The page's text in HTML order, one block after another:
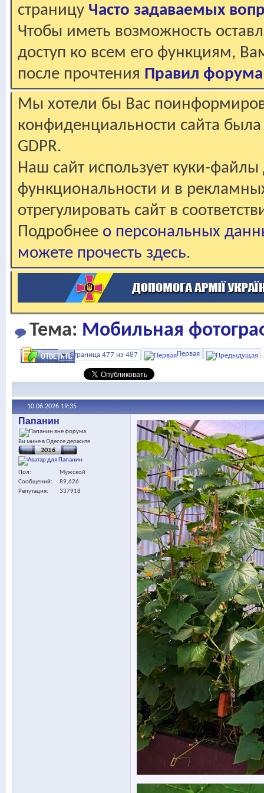
страницу Часто задаваемых
Чтобы иметь возможность
доступ ко всем его функциям,
после прочтения Правил форума
Мы хотели бы Вас
конфиденциальности сайта
GDPR.
Наш сайт использует куки-файлы
функциональности и в
отрегулировать сайт в
Подробнее о персональных
можете прочесть здесь.
Тема: Мобильная
Страница 477 из 487 Первая
10.06.2026 19:35
Папанин
Ви мине в Одессе держите
Пол
Мужской
Сообщений
89,626
Репутация
337918